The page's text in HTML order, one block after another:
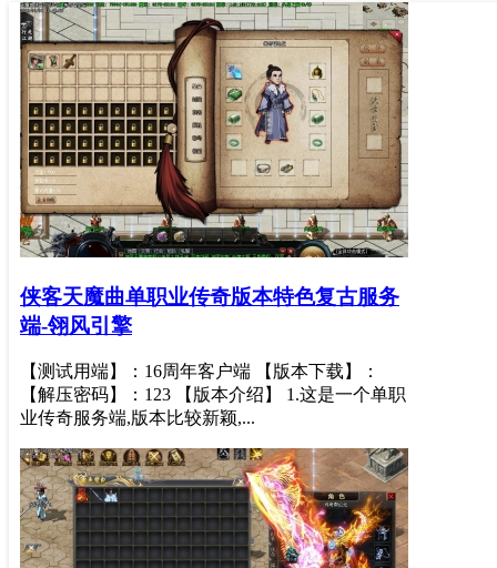
侠客天魔曲单职业传奇版本特色复古服务
端-翎风引擎
【测试用端】：16周年客户端 【版本下载】：
【解压密码】：123 【版本介绍】 1.这是一个单职
业传奇服务端,版本比较新颖,...